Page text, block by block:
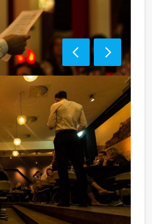
trekken om uw drankje af
persoon per uur dat u in
BTW) kunt u
waarbij u
bier, fris, huiswijn, koffie
niet voor